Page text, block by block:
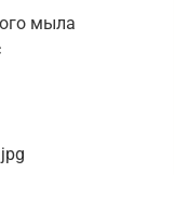
мыла